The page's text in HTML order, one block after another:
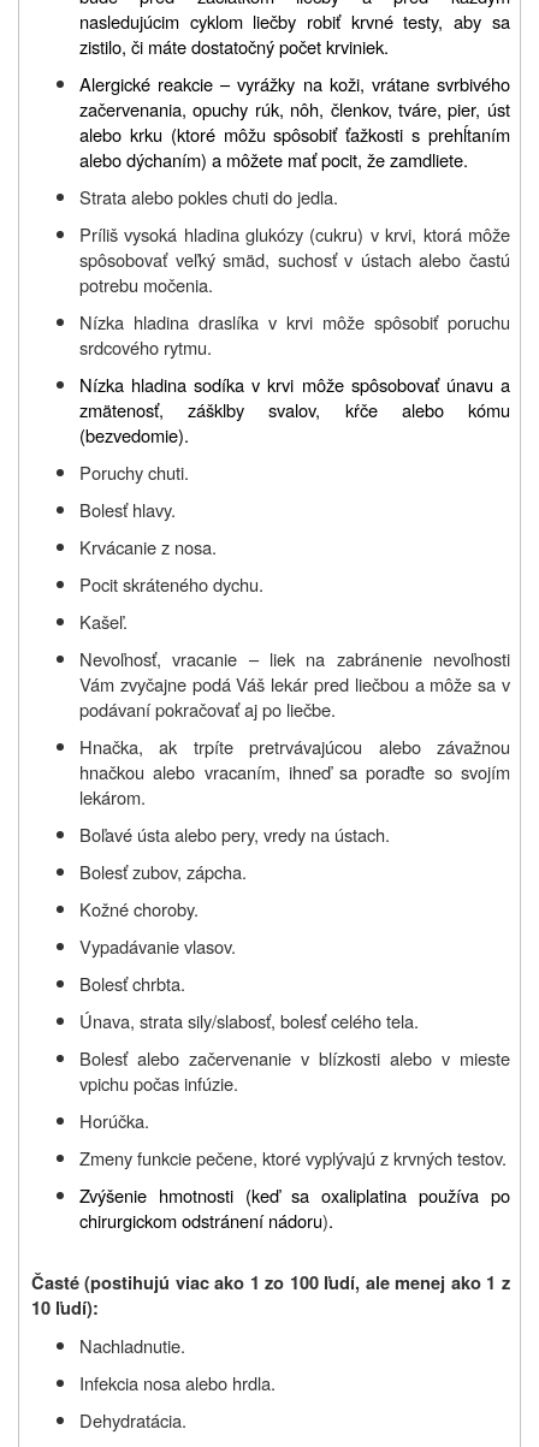
nasledujúcim cyklom liečby robiť krvné testy, aby sa
zistilo, či máte dostatočný počet krviniek.
Alergické reakcie – vyrážky na koži, vrátane svrbivého
začervenania, opuchy rúk, nôh, členkov, tváre, pier, úst
alebo krku (ktoré môžu spôsobiť ťažkosti s prehĺtaním
alebo dýchaním) a môžete mať pocit, že zamdliete.
Strata alebo pokles chuti do jedla.
Príliš vysoká hladina glukózy (cukru) v krvi, ktorá môže
spôsobovať veľký smäd, suchosť v ústach alebo častú
potrebu močenia.
Nízka hladina draslíka v krvi môže spôsobiť poruchu
srdcového rytmu.
Nízka hladina sodíka v krvi môže spôsobovať únavu a
zmätenosť, zášklby svalov, kŕče alebo kómu
(bezvedomie).
Poruchy chuti.
Bolesť hlavy.
Krvácanie z nosa.
Pocit skráteného dychu.
Kašeľ.
Nevoľnosť, vracanie – liek na zabránenie nevoľnosti
Vám zvyčajne podá Váš lekár pred liečbou a môže sa v
podávaní pokračovať aj po liečbe.
Hnačka, ak trpíte pretrvávajúcou alebo závažnou
hnačkou alebo vracaním, ihneď sa poraďte so svojím
lekárom.
Boľavé ústa alebo pery, vredy na ústach.
Bolesť zubov, zápcha.
Kožné choroby.
Vypadávanie vlasov.
Bolesť chrbta.
Únava, strata sily/slabosť, bolesť celého tela.
Bolesť alebo začervenanie v blízkosti alebo v mieste
vpichu počas infúzie.
Horúčka.
Zmeny funkcie pečene, ktoré vyplývajú z krvných testov.
Zvýšenie hmotnosti (keď sa oxaliplatina používa po
chirurgickom odstránení nádoru).
Časté (postihujú viac ako 1 zo 100 ľudí, ale menej ako 1 z
10 ľudí):
Nachladnutie.
Infekcia nosa alebo hrdla.
Dehydratácia.